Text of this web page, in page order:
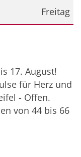
Freitag
17. August!
für Herz und
- Offen.
von 44 bis 66